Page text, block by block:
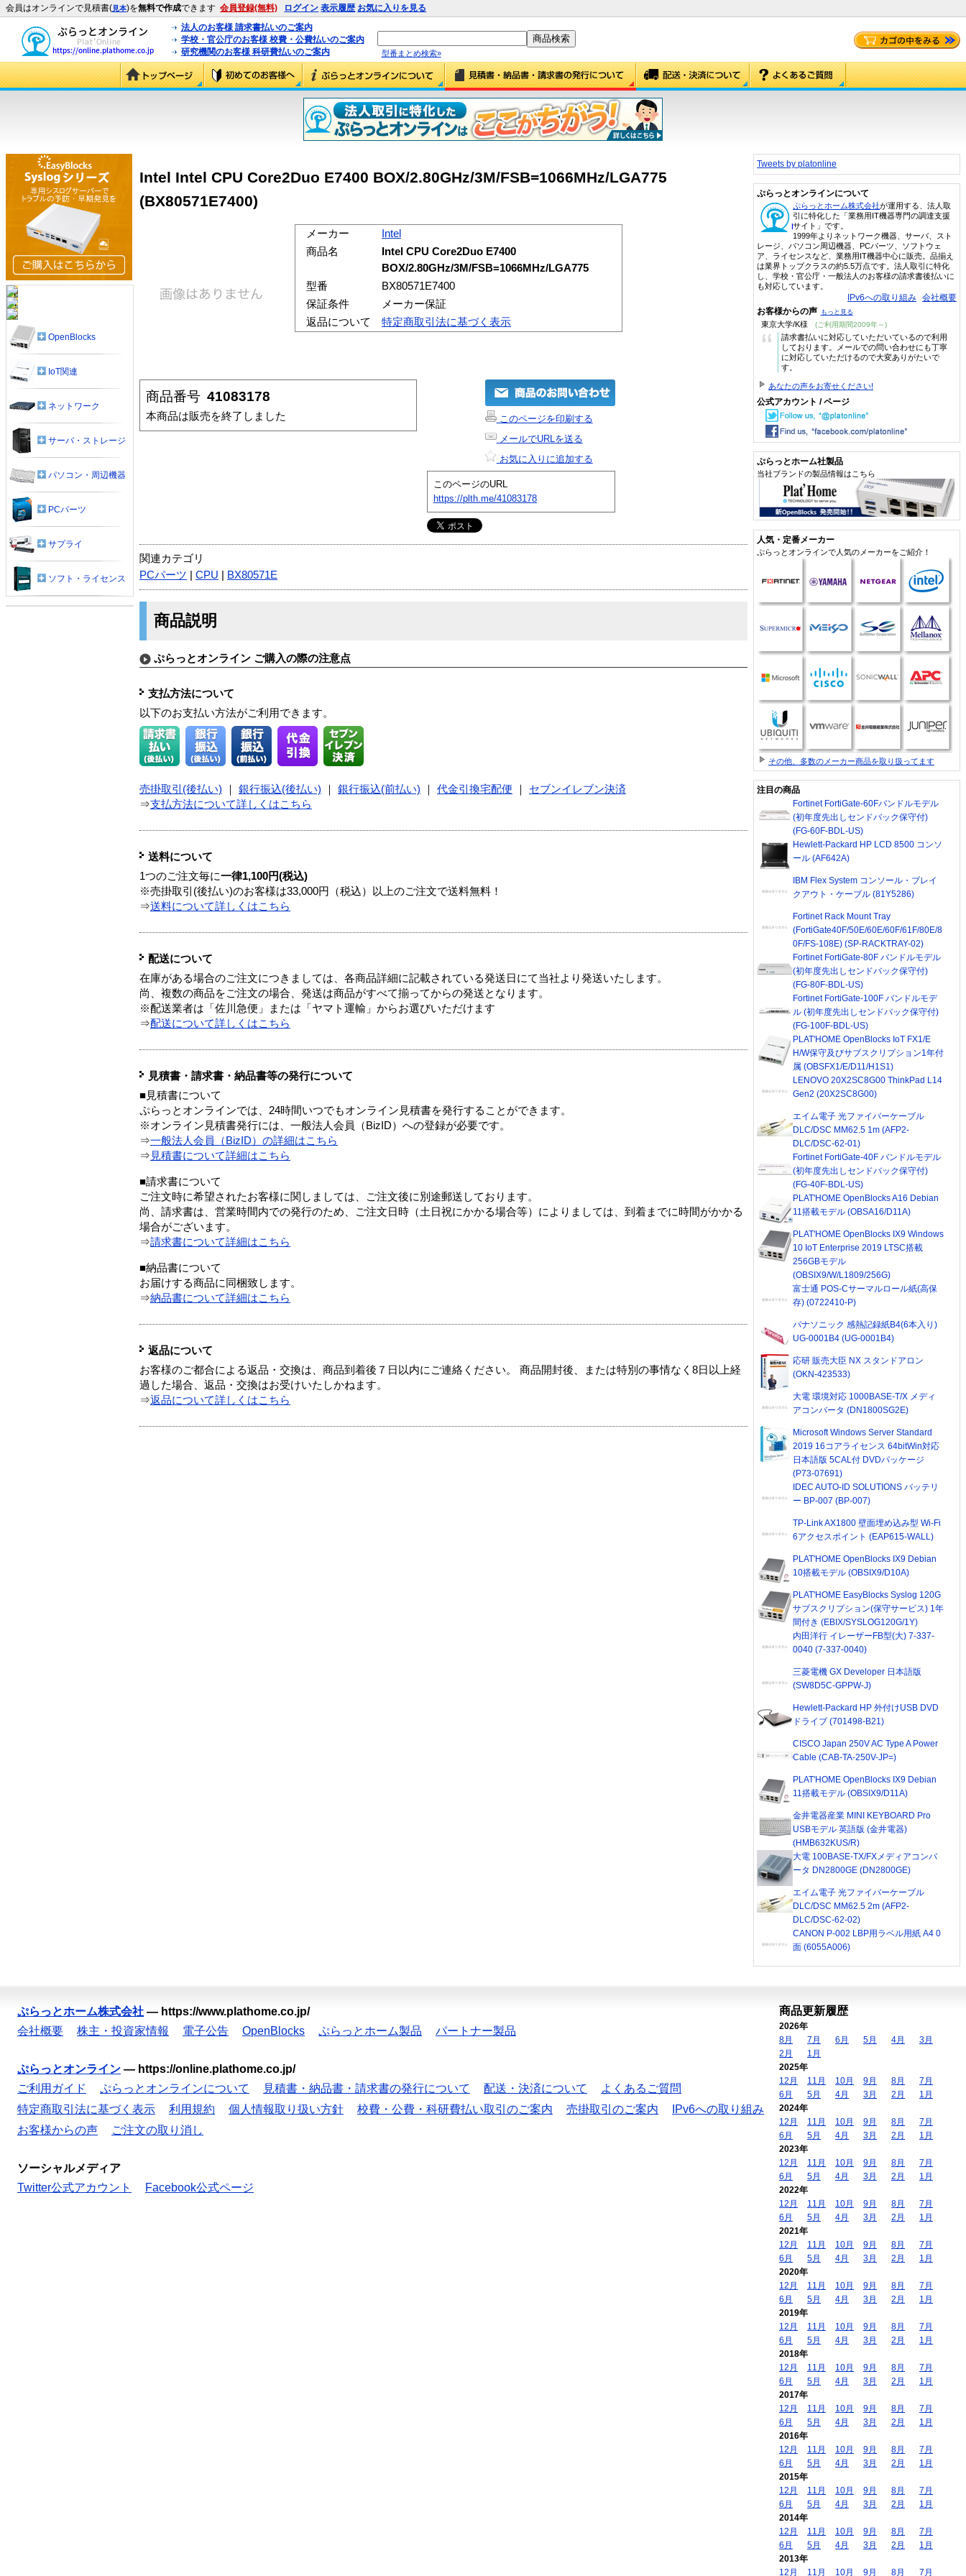
会員はオンラインで見積書(見本)を無料で作成できます 会員登録(無料) ログイン 表示履歴 お気に入りを見る
法人のお客様 請求書払いのご案内
学校・官公庁のお客様 校費・公費払いのご案内
研究機関のお客様 科研費払いのご案内
型番まとめ検索»
Intel Intel CPU Core2Duo E7400 BOX/2.80GHz/3M/FSB=1066MHz/LGA775
(BX80571E7400)
メーカー
Intel
商品名
Intel CPU Core2Duo E7400
BOX/2.80GHz/3M/FSB=1066MHz/LGA775
型番
BX80571E7400
保証条件
メーカー保証
返品について
特定商取引法に基づく表示
商品番号 41083178
本商品は販売を終了しました
このページを印刷する
メールでURLを送る
お気に入りに追加する
このページのURL
https://plth.me/41083178
関連カテゴリ
PCパーツ
CPU BX80571E
商品説明
ぷらっとオンライン ご購入の際の注意点
支払方法について
以下のお支払い方法がご利用できます。
売掛取引(後払い) 銀行振込(後払い) 銀行振込(前払い) 代金引換宅配便
セブンイレブン決済
⇒支払方法について詳しくはこちら
送料について
1つのご注文毎に一律1,100円(税込)
※売掛取引(後払い)のお客様は33,000円（税込）以上のご注文で送料無料！
⇒送料について詳しくはこちら
配送について
在庫がある場合のご注文につきましては、各商品詳細に記載されている発送日にて当社より発送いたします。
尚、複数の商品をご注文の場合、発送は商品がすべて揃ってからの発送となります。
※配送業者は「佐川急便」または「ヤマト運輸」からお選びいただけます
⇒配送について詳しくはこちら
見積書・請求書・納品書等の発行について
■見積書について
ぷらっとオンラインでは、24時間いつでもオンライン見積書を発行することができます。
※オンライン見積書発行には、一般法人会員（BizID）への登録が必要です。
⇒一般法人会員（BizID）の詳細はこちら
⇒ 見積書について詳細はこちら
■請求書について
ご注文時に希望されたお客様に関しましては、ご注文後に別途郵送しております。
尚、請求書は、営業時間内での発行のため、ご注文日時（土日祝にかかる場合等）によりましては、到着までに時間がかかる
場合がございます。
⇒請求書について詳細はこちら
■納品書について
お届けする商品に同梱致します。
⇒納品書について詳細はこちら
返品について
お客様のご都合による返品・交換は、商品到着後７日以内にご連絡ください。 商品開封後、または特別の事情なく8日以上経
過した場合、返品・交換はお受けいたしかねます。
⇒返品について詳しくはこちら
OpenBlocks
IoT関連
ネットワーク
サーバ・ストレージ
パソコン・周辺機器
PCパーツ
サプライ
ソフト・ライセンス
Tweets by platonline
ぷらっとオンラインについて
ぷらっとホーム株式会社が運用する、法人取
引に特化した「業務用IT機器専門の調達支援
サイト」です。
1999年よりネットワーク機器、サーバ、スト
レージ、パソコン周辺機器、PCパーツ、ソフトウェ
ア、ライセンスなど、業務用IT機器中心に販売。品揃え
は業界トップクラスの約5.5万点です。法人取引に特化
し、学校・官公庁・一般法人のお客様の請求書後払いに
も対応しています。
IPv6への取り組み 会社概要
お客様からの声 もっと見る
東京大学/K様 (ご利用期間2009年～)
“
請求書払いに対応していただいているので利用
しております。メールでの問い合わせにも丁寧
に対応していただけるので大変ありがたいで
す。
あなたの声をお寄せください!
公式アカウント / ページ
ぷらっとホーム社製品
当社ブランドの製品情報はこちら
人気・定番メーカー
ぷらっとオンラインで人気のメーカーをご紹介！
その他、多数のメーカー商品を取り扱ってます
注目の商品
Fortinet FortiGate-60Fバンドルモデル
(初年度先出しセンドバック保守付)
(FG-60F-BDL-US)
Hewlett-Packard HP LCD 8500 コンソ
ール (AF642A)
IBM Flex System コンソール・ブレイ
クアウト・ケーブル (81Y5286)
Fortinet Rack Mount Tray
(FortiGate40F/50E/60E/60F/61F/80E/8
0F/FS-108E) (SP-RACKTRAY-02)
Fortinet FortiGate-80F バンドルモデル
(初年度先出しセンドバック保守付)
(FG-80F-BDL-US)
Fortinet FortiGate-100F バンドルモデ
ル (初年度先出しセンドバック保守付)
(FG-100F-BDL-US)
PLAT'HOME OpenBlocks IoT FX1/E
H/W保守及びサブスクリプション1年付
属 (OBSFX1/E/D11/H1S1)
LENOVO 20X2SC8G00 ThinkPad L14
Gen2 (20X2SC8G00)
エイム電子 光ファイバーケーブル
DLC/DSC MM62.5 1m (AFP2-
DLC/DSC-62-01)
Fortinet FortiGate-40F バンドルモデル
(初年度先出しセンドバック保守付)
(FG-40F-BDL-US)
PLAT'HOME OpenBlocks A16 Debian
11搭載モデル (OBSA16/D11A)
PLAT'HOME OpenBlocks IX9 Windows
10 IoT Enterprise 2019 LTSC搭載
256GBモデル
(OBSIX9/W/L1809/256G)
富士通 POS-Cサーマルロール紙(高保
存) (0722410-P)
パナソニック 感熱記録紙B4(6本入り)
UG-0001B4 (UG-0001B4)
応研 販売大臣 NX スタンドアロン
(OKN-423533)
大電 環境対応 1000BASE-T/X メディ
アコンバータ (DN1800SG2E)
Microsoft Windows Server Standard
2019 16コアライセンス 64bitWin対応
日本語版 5CAL付 DVDパッケージ
(P73-07691)
IDEC AUTO-ID SOLUTIONS バッテリ
ー BP-007 (BP-007)
TP-Link AX1800 壁面埋め込み型 Wi-Fi
6アクセスポイント (EAP615-WALL)
PLAT'HOME OpenBlocks IX9 Debian
10搭載モデル (OBSIX9/D10A)
PLAT'HOME EasyBlocks Syslog 120G
サブスクリプション(保守サービス) 1年
間付き (EBIX/SYSLOG120G/1Y)
内田洋行 イレーザーFB型(大) 7-337-
0040 (7-337-0040)
三菱電機 GX Developer 日本語版
(SW8D5C-GPPW-J)
Hewlett-Packard HP 外付けUSB DVD
ドライブ (701498-B21)
CISCO Japan 250V AC Type A Power
Cable (CAB-TA-250V-JP=)
PLAT'HOME OpenBlocks IX9 Debian
11搭載モデル (OBSIX9/D11A)
金井電器産業 MINI KEYBOARD Pro
USBモデル 英語版 (金井電器)
(HMB632KUS/R)
大電 100BASE-TX/FXメディアコンバ
ータ DN2800GE (DN2800GE)
エイム電子 光ファイバーケーブル
DLC/DSC MM62.5 2m (AFP2-
DLC/DSC-62-02)
CANON P-002 LBP用ラベル用紙 A4 0
面 (6055A006)
ぷらっとホーム株式会社 — https://www.plathome.co.jp/
会社概要
株主・投資家情報 電子公告 OpenBlocks ぷらっとホーム製品 パートナー製品
ぷらっとオンライン — https://online.plathome.co.jp/
ご利用ガイド
ぷらっとオンラインについて 見積書・納品書・請求書の発行について 配送・決済について
よくあるご質問
特定商取引法に基づく表示
利用規約 個人情報取り扱い方針 校費・公費・科研費払い取引のご案内 売掛取引のご案内
IPv6への取り組み
お客様からの声
ご注文の取り消し
ソーシャルメディア
Twitter公式アカウント
Facebook公式ページ
商品更新履歴
2026年
8月
7月 6月 5月 4月
3月
2月
1月
2025年
12月
11月 10月 9月 8月
7月
6月
5月 4月 3月 2月
1月
2024年
12月
11月 10月 9月 8月
7月
6月
5月 4月 3月 2月
1月
2023年
12月
11月 10月 9月 8月
7月
6月
5月 4月 3月 2月
1月
2022年
12月
11月 10月 9月 8月
7月
6月
5月 4月 3月 2月
1月
2021年
12月
11月 10月 9月 8月
7月
6月
5月 4月 3月 2月
1月
2020年
12月
11月 10月 9月 8月
7月
6月
5月 4月 3月 2月
1月
2019年
12月
11月 10月 9月 8月
7月
6月
5月 4月 3月 2月
1月
2018年
12月
11月 10月 9月 8月
7月
6月
5月 4月 3月 2月
1月
2017年
12月
11月 10月 9月 8月
7月
6月
5月 4月 3月 2月
1月
2016年
12月
11月 10月 9月 8月
7月
6月
5月 4月 3月 2月
1月
2015年
12月
11月 10月 9月 8月
7月
6月
5月 4月 3月 2月
1月
2014年
12月
11月 10月 9月 8月
7月
6月
5月 4月 3月 2月
1月
2013年
12月
11月 10月 9月 8月 7月